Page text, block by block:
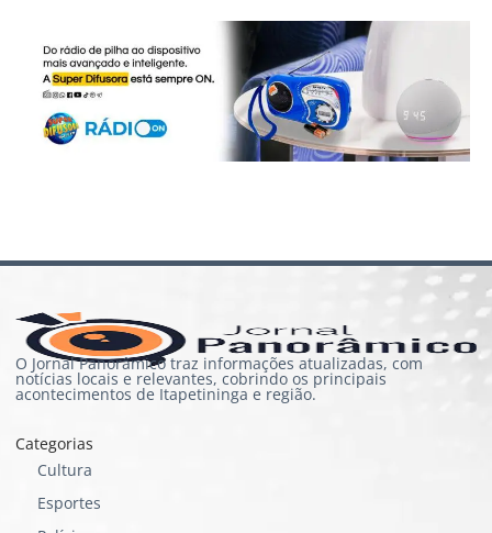
O Jornal Panorâmico traz informações atualizadas, com
notícias locais e relevantes, cobrindo os principais
acontecimentos de Itapetininga e região.
Categorias
Cultura
Esportes